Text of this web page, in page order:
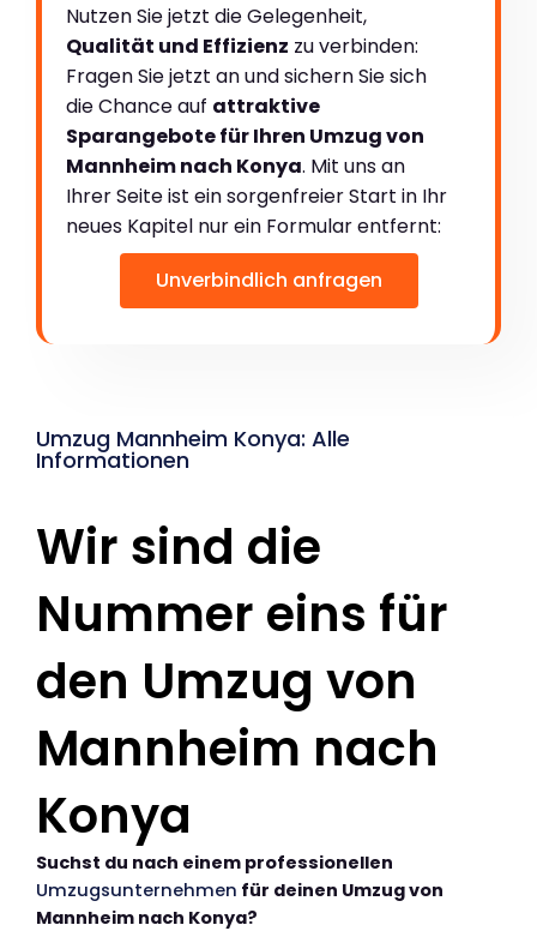
Nutzen Sie jetzt die Gelegenheit,
Qualität und Effizienz zu verbinden:
Fragen Sie jetzt an und sichern Sie sich
die Chance auf attraktive
Sparangebote für Ihren Umzug von
Mannheim nach Konya. Mit uns an
Ihrer Seite ist ein sorgenfreier Start in Ihr
neues Kapitel nur ein Formular entfernt:
Unverbindlich anfragen
Umzug Mannheim Konya: Alle
Informationen
Wir sind die
Nummer eins für
den Umzug von
Mannheim nach
Konya
Suchst du nach einem professionellen
Umzugsunternehmen für deinen Umzug von
Mannheim nach Konya?